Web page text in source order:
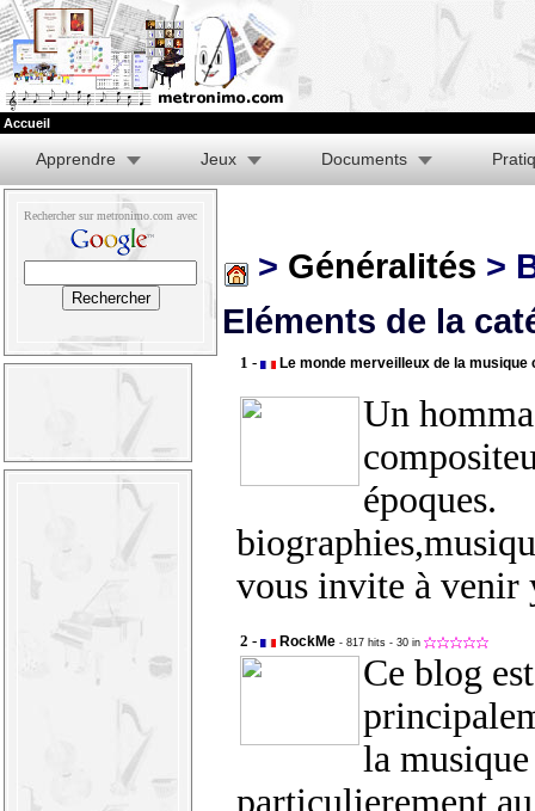
Accueil
Apprendre Jeux Documents
Rechercher sur metronimo.com avec
> Généralités >
Eléments de la
1 - Le monde merveilleux de la musique
Un
époques.
vous invite à venir
2 - RockMe - 817 hits - 30 in
Ce blog est
la
particulierement